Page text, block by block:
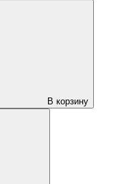
В корзину